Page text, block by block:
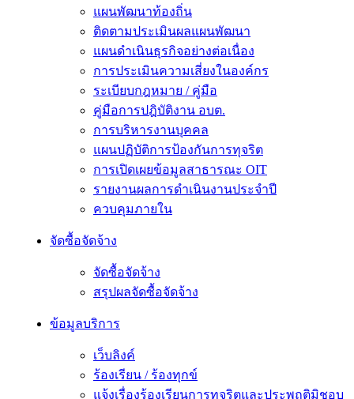
แผนพัฒนาท้องถิ่น
ติดตามประเมินผลแผนพัฒนา
แผนดำเนินธุรกิจอย่างต่อเนื่อง
การประเมินความเสี่ยงในองค์กร
ระเบียบกฎหมาย / คู่มือ
คู่มือการปฎิบัติงาน อบต.
การบริหารงานบุคคล
แผนปฏิบัติการป้องกันการทุจริต
การเปิดเผยข้อมูลสาธารณะ OIT
รายงานผลการดำเนินงานประจำปี
ควบคุมภายใน
จัดซื้อจัดจ้าง
จัดซื้อจัดจ้าง
สรุปผลจัดซื้อจัดจ้าง
ข้อมูลบริการ
เว็บลิงค์
ร้องเรียน / ร้องทุกข์
แจ้งเรื่องร้องเรียนการทุจริตและประพฤติมิชอบ